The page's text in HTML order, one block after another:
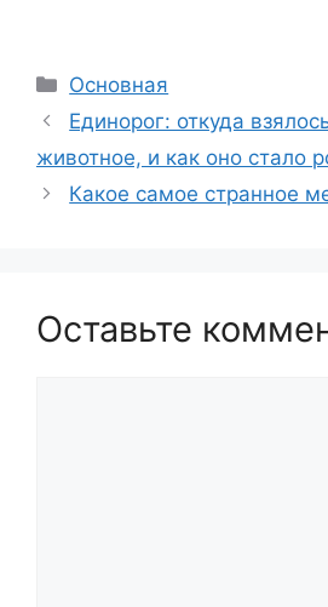
Рубрики
Основная
Единорог: откуда
животное, и как оно стало
Какое самое странное
Оставьте